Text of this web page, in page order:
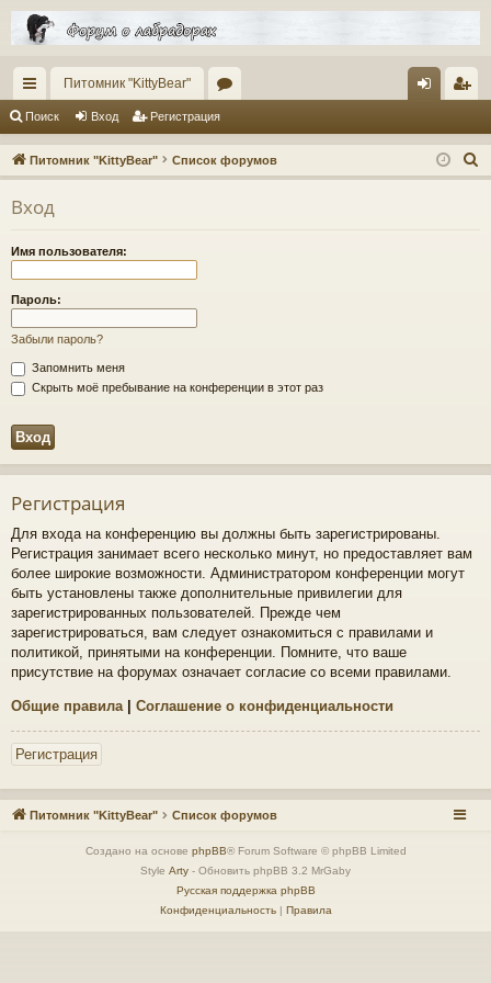
с
ы
лк
и
Питомник "KittyBear"
ор
ум
ы
д ис
тр
Поиск Вход Регистрация
Питомник "KittyBear" Список форумов
о
Вход
Имя пользователя:
Пароль:
Забыли пароль?
Запомнить меня
Скрыть моё пребывание на конференции в этот раз
Регистрация
Для входа на конференцию вы должны быть зарегистрированы.
Регистрация занимает всего несколько минут, но предоставляет вам
более широкие возможности. Администратором конференции могут
быть установлены также дополнительные привилегии для
зарегистрированных пользователей. Прежде чем
зарегистрироваться, вам следует ознакомиться с правилами и
политикой, принятыми на конференции. Помните, что ваше
присутствие на форумах означает согласие со всеми правилами.
Общие правила| Соглашение о конфиденциальности
Регистрация
Питомник "KittyBear" Список форумов
Создано на основе phpBB® Forum Software © phpBB Limited
Style Arty - Обновить phpBB 3.2 MrGaby
Русская поддержка phpBB
Конфиденциальность| Правила